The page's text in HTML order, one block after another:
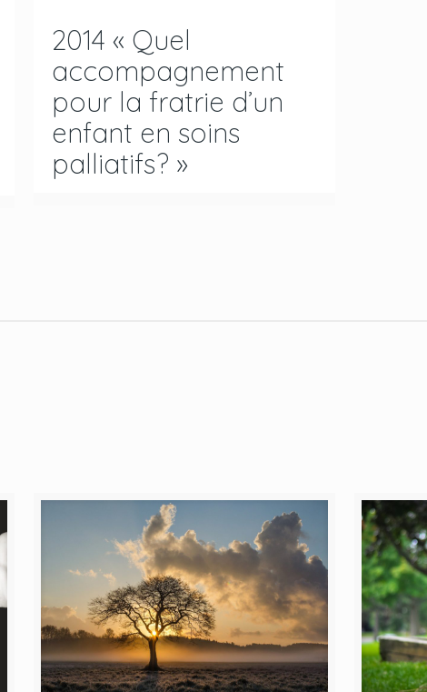
2014 « Quel
accompagnement
pour la fratrie d’un
enfant en soins
palliatifs? »